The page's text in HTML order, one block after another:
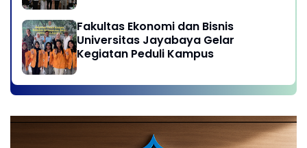
Fakultas Ekonomi dan Bisnis
Universitas Jayabaya Gelar
Kegiatan Peduli Kampus